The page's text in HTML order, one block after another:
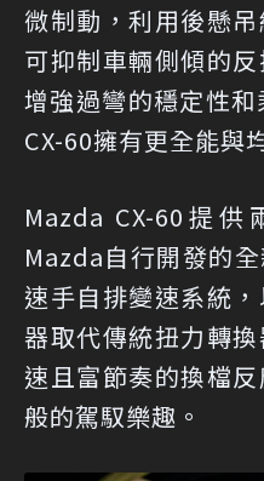
微制動，利用後懸
可抑制車輛側傾的
增強過彎的穩定性
CX-60擁有更全能與
Mazda CX-60提
Mazda自行開發的
速手自排變速系統
器取代傳統扭力轉
速且富節奏的換檔
般的駕馭樂趣。